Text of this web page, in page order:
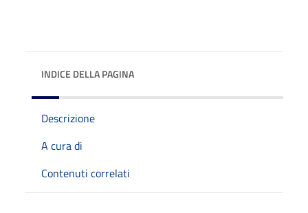
INDICE DELLA PAGINA
Descrizione
A cura di
Contenuti correlati